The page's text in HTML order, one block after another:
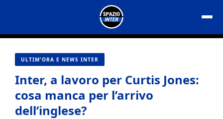
contenuto
ULTIM'ORA E NEWS INTER
Inter, a lavoro per Curtis Jones:
cosa manca per l’arrivo
dell’inglese?